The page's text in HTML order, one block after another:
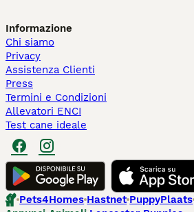
Informazione
Chi siamo
Privacy
Assistenza Clienti
Press
Termini e Condizioni
Allevatori ENCI
Test cane ideale
Pets4Homes Hastnet PuppyPlaats